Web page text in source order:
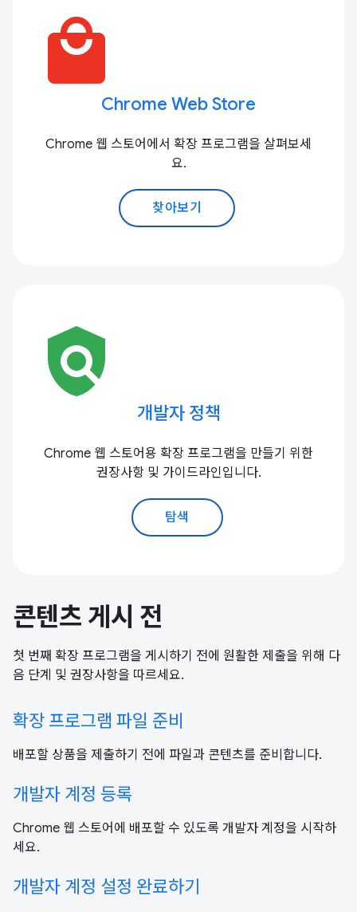
local_mall
Chrome Web Store
Chrome 웹 스토어에서 확장 프로그램을 살펴보세
요.
찾아보기
policy
개발자 정책
Chrome 웹 스토어용 확장 프로그램을 만들기 위한
권장사항 및 가이드라인입니다.
탐색
콘텐츠 게시 전
첫 번째 확장 프로그램을 게시하기 전에 원활한 제출을 위해 다
음 단계 및 권장사항을 따르세요.
확장 프로그램 파일 준비
배포할 상품을 제출하기 전에 파일과 콘텐츠를 준비합니다.
개발자 계정 등록
Chrome 웹 스토어에 배포할 수 있도록 개발자 계정을 시작하
세요.
개발자 계정 설정 완료하기